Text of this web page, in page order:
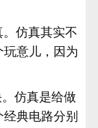
仿真其实不
意儿，因为
仿真是给做
典电路分别